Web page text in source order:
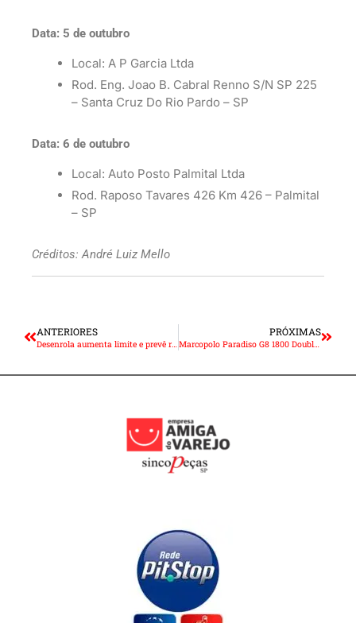
Data: 5 de outubro
Local: A P Garcia Ltda
Rod. Eng. Joao B. Cabral Renno S/N SP 225
– Santa Cruz Do Rio Pardo – SP
Data: 6 de outubro
Local: Auto Posto Palmital Ltda
Rod. Raposo Tavares 426 Km 426 – Palmital
– SP
Créditos: André Luiz Mello
ANTERIORES
Desenrola aumenta limite e prevê renegociar dívidas de até R$ 20 mil
PRÓXIMAS
Marcopolo Paradiso G8 1800 Double Decker entre os melhores ônibus do mundo